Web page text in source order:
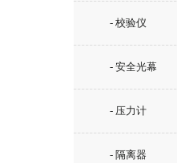
- 校验仪
- 安全光幕
- 压力计
- 隔离器